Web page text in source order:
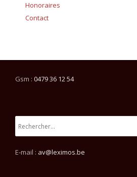
Honoraires
Contact
Gsm : 0479 36 12 54
Rechercher :
E-mail : av@leximos.be